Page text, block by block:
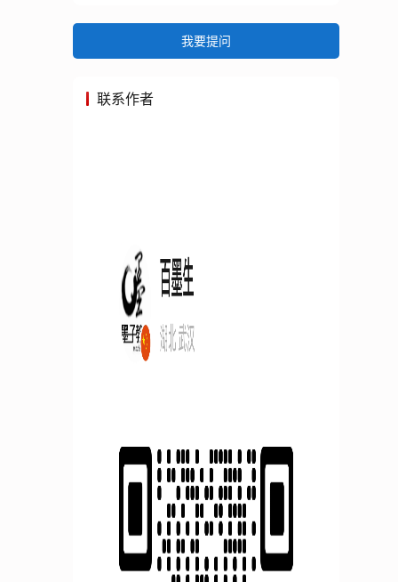
我要提问
联系作者